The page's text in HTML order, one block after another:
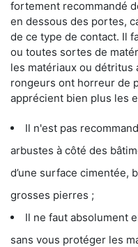
fortement recommandé
en dessous des portes,
de ce type de contact. Il
ou toutes sortes de
les matériaux ou détritus
rongeurs ont horreur de
apprécient bien plus les
Il n'est pas
arbustes à côté des
d’une surface cimentée,
grosses pierres ;
Il ne faut absolument
sans vous protéger les